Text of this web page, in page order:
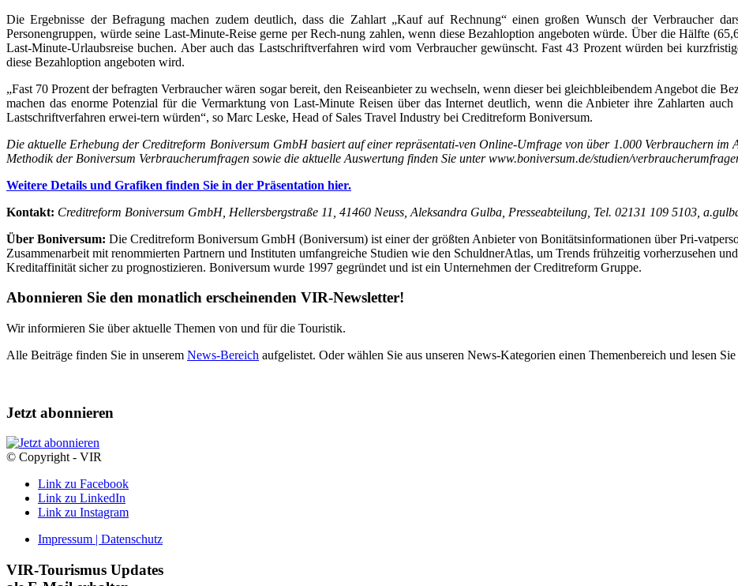
Die Ergebnisse der Befragung machen zudem deutlich, dass die Zahlart „Kauf auf Rechnung“ einen großen Wunsch der Verbraucher
Personengruppen, würde seine Last-Minute-Reise gerne per Rech-nung zahlen, wenn diese Bezahloption angeboten würde. Über die Hälfte
Last-Minute-Urlaubsreise buchen. Aber auch das Lastschriftverfahren wird vom Verbraucher gewünscht. Fast 43 Prozent würden bei
diese Bezahloption angeboten wird.
„Fast 70 Prozent der befragten Verbraucher wären sogar bereit, den Reiseanbieter zu wechseln, wenn dieser bei gleichbleibendem Angebot die
machen das enorme Potenzial für die Vermarktung von Last-Minute Reisen über das Internet deutlich, wenn die Anbieter ihre Zahlarten
Lastschriftverfahren erwei-tern würden“, so Marc Leske, Head of Sales Travel Industry bei Creditreform Boniversum.
Die aktuelle Erhebung der Creditreform Boniversum GmbH basiert auf einer repräsentati-ven Online-Umfrage von über 1.000 Verbrauchern im
Methodik der Boniversum Verbraucherumfragen sowie die aktuelle Auswertung finden Sie unter www.boniversum.de/studien/
Weitere Details und Grafiken finden Sie in der Präsentation hier.
Kontakt: Creditreform Boniversum GmbH, Hellersbergstraße 11, 41460 Neuss, Aleksandra Gulba, Presseabteilung, Tel. 02131 109 5103,
Über Boniversum: Die Creditreform Boniversum GmbH (Boniversum) ist einer der größten Anbieter von Bonitätsinformationen über Pri-
Zusammenarbeit mit renommierten Partnern und Instituten umfangreiche Studien wie den SchuldnerAtlas, um Trends frühzeitig vorherzusehen
Kreditaffinität sicher zu prognostizieren. Boniversum wurde 1997 gegründet und ist ein Unternehmen der Creditreform Gruppe.
Abonnieren Sie den monatlich erscheinenden VIR-Newsletter!
Wir informieren Sie über aktuelle Themen von und für die Touristik.
Alle Beiträge finden Sie in unserem News-Bereich aufgelistet. Oder wählen Sie aus unseren News-Kategorien einen Themenbereich und lesen
Jetzt abonnieren
© Copyright - VIR
Link zu Facebook
Link zu LinkedIn
Link zu Instagram
Impressum | Datenschutz
VIR-Tourismus Updates